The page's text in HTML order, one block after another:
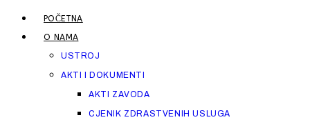
POČETNA
O NAMA
USTROJ
AKTI I DOKUMENTI
AKTI ZAVODA
CJENIK ZDRASTVENIH USLUGA